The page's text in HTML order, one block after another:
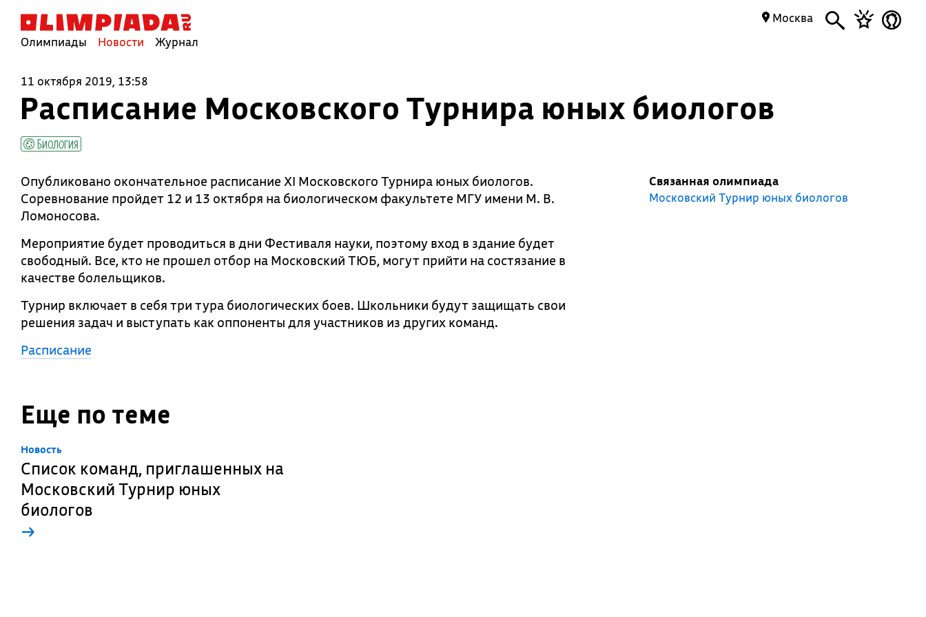
Олимпиады Новости Журнал
Москва
11 октября 2019, 13:58
Расписание Московского Турнира юных биологов
Биология
Опубликовано окончательное расписание XI Московского Турнира юных биологов.
Соревнование пройдет 12 и 13 октября на биологическом факультете МГУ имени М. В.
Ломоносова.
Мероприятие будет проводиться в дни Фестиваля науки, поэтому вход в здание будет
свободный. Все, кто не прошел отбор на Московский ТЮБ, могут прийти на состязание в
качестве болельщиков.
Турнир включает в себя три тура биологических боев. Школьники будут защищать свои
решения задач и выступать как оппоненты для участников из других команд.
Расписание
Связанная олимпиада
Московский Турнир юных биологов
Еще по теме
Новость
Список команд, приглашенных на
Московский Турнир юных
биологов
→